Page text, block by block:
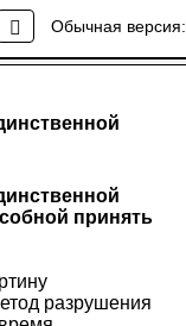
Обычная версия:
принять
разрушения